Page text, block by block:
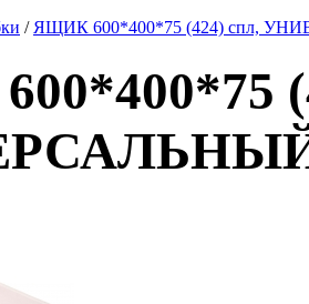
/ ЯЩИК 600*400*75 (424) спл,